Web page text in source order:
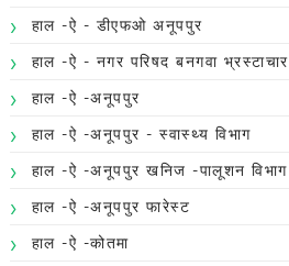
हाल -ऐ - डीएफओ अनूपपुर
हाल -ऐ - नगर परिषद बनगवा भ्रस्टाचार
हाल -ऐ -अनूपपुर
हाल -ऐ -अनूपपुर - स्वास्थ्य विभाग
हाल -ऐ -अनूपपुर खनिज -पालूशन विभाग
हाल -ऐ -अनूपपुर फारेस्ट
हाल -ऐ -कोतमा